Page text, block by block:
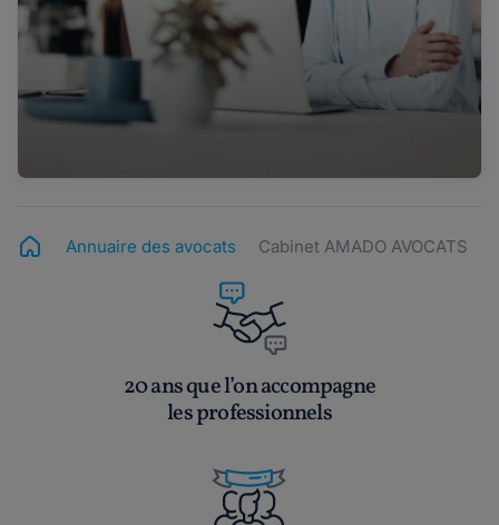
Annuaire des avocats Cabinet AMADO AVOCATS
20 ans que l’on accompagne
les professionnels